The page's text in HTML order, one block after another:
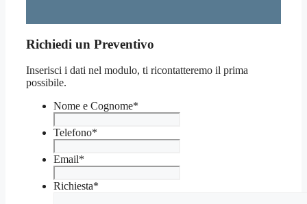
Richiedi un Preventivo
Inserisci i dati nel modulo, ti ricontatteremo il prima
possibile.
Nome e Cognome*
Telefono*
Email*
Richiesta*